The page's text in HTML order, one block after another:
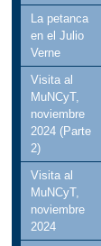
La petanca
en el Julio
Verne
Visita al
MuNCyT,
noviembre
2024 (Parte
2)
Visita al
MuNCyT,
noviembre
2024